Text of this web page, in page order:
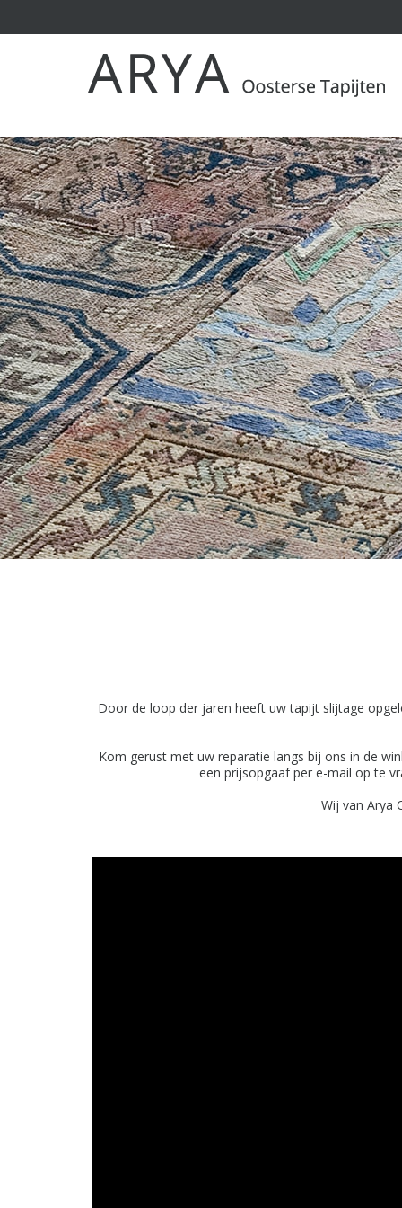
Door de loop der jaren heeft uw tapijt slijtage
Kom gerust met uw reparatie langs bij ons in de
een prijsopgaaf per e-mail op te
Wij van Arya